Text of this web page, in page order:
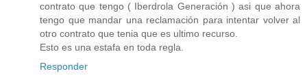
contrato que tengo ( Iberdrola Generación ) asi que ahora
tengo que mandar una reclamación para intentar volver al
otro contrato que tenia que es ultimo recurso.
Esto es una estafa en toda regla.
Responder